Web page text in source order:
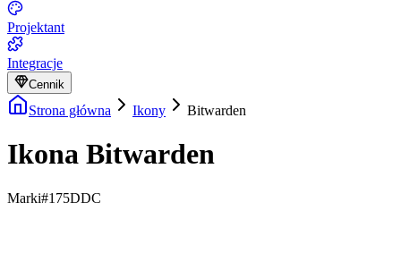
Projektant
Integracje
Cennik
Strona główna Ikony Bitwarden
Ikona Bitwarden
Marki#175DDC